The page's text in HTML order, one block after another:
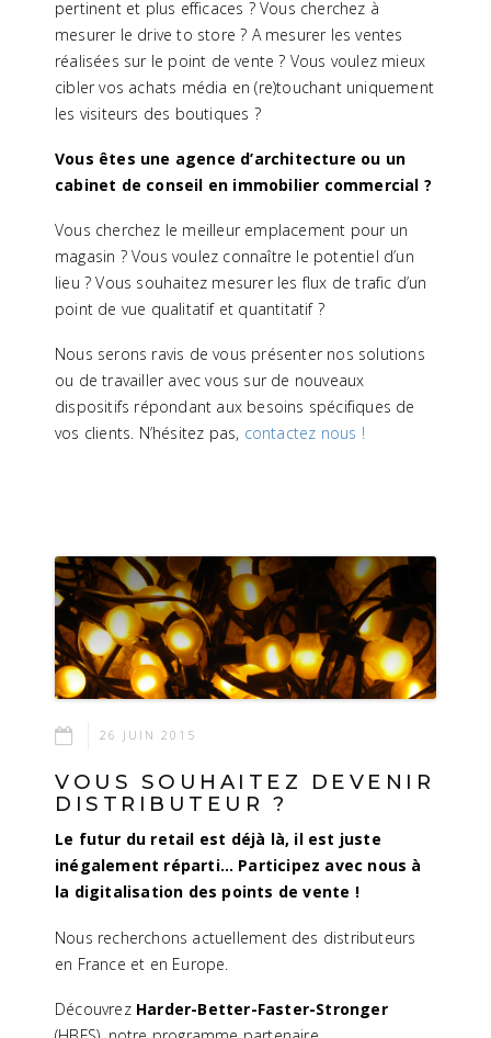
pertinent et plus efficaces ? Vous cherchez à
mesurer le drive to store ? A mesurer les ventes
réalisées sur le point de vente ? Vous voulez mieux
cibler vos achats média en (re)touchant uniquement
les visiteurs des boutiques ?
Vous êtes une agence d’architecture ou un
cabinet de conseil en immobilier commercial ?
Vous cherchez le meilleur emplacement pour un
magasin ? Vous voulez connaître le potentiel d’un
lieu ? Vous souhaitez mesurer les flux de trafic d’un
point de vue qualitatif et quantitatif ?
Nous serons ravis de vous présenter nos solutions
ou de travailler avec vous sur de nouveaux
dispositifs répondant aux besoins spécifiques de
vos clients. N’hésitez pas, contactez nous !
26 JUIN 2015
VOUS SOUHAITEZ DEVENIR
DISTRIBUTEUR ?
Le futur du retail est déjà là, il est juste
inégalement réparti… Participez avec nous à
la digitalisation des points de vente !
Nous recherchons actuellement des distributeurs
en France et en Europe.
Découvrez Harder-Better-Faster-Stronger